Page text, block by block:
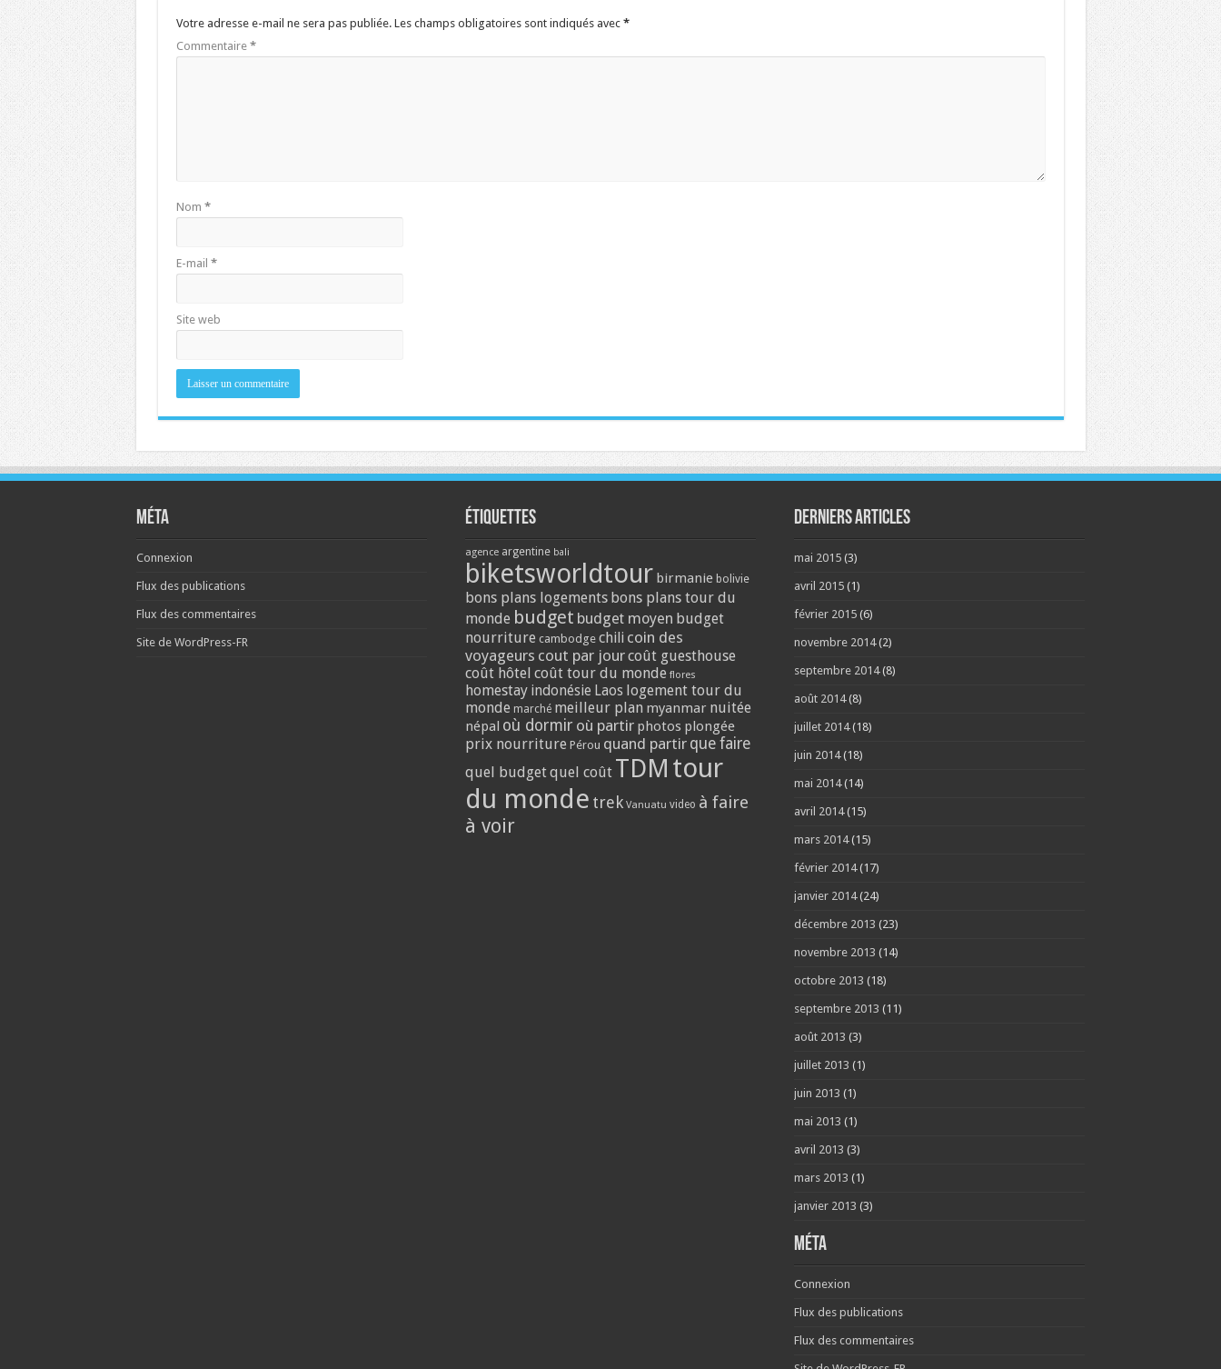
Votre adresse e-mail ne sera pas publiée. Les champs obligatoires sont indiqués avec *
Commentaire *
Nom *
E-mail *
Site web
Méta
Connexion
Flux des publications
Flux des commentaires
Site de WordPress-FR
Étiquettes
agence argentine bali
biketsworldtour birmanie bolivie
bons plans logements bons plans tour du
monde budget budget moyen budget
nourriture cambodge chili coin des
voyageurs cout par jourcoût guesthouse
coût hôtel coût tour du monde flores
homestay indonésie Laos logement tour du
monde marché meilleur plan myanmar nuitée
népal où dormir où partir photos plongée
prix nourriture Pérou quand partir que faire
quel budgetquel coût TDM tour
du monde trek Vanuatu video à faire
à voir
Derniers articles
mai 2015 (3)
avril 2015 (1)
février 2015 (6)
novembre 2014(2)
septembre 2014(8)
août 2014(8)
juillet 2014(18)
juin 2014(18)
mai 2014(14)
avril 2014(15)
mars 2014(15)
février 2014(17)
janvier 2014(24)
décembre 2013 (23)
novembre 2013 (14)
octobre 2013 (18)
septembre 2013 (11)
août 2013 (3)
juillet 2013 (1)
juin 2013 (1)
mai 2013 (1)
avril 2013 (3)
mars 2013 (1)
janvier 2013 (3)
Méta
Connexion
Flux des publications
Flux des commentaires